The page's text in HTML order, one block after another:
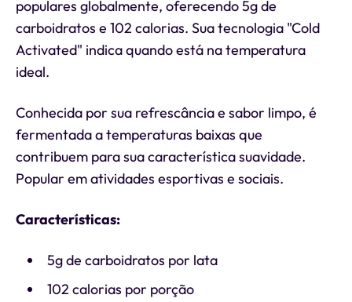
populares globalmente, oferecendo 5g de
carboidratos e 102 calorias. Sua tecnologia "Cold
Activated" indica quando está na temperatura
ideal.
Conhecida por sua refrescância e sabor limpo, é
fermentada a temperaturas baixas que
contribuem para sua característica suavidade.
Popular em atividades esportivas e sociais.
Características:
5g de carboidratos por lata
102 calorias por porção